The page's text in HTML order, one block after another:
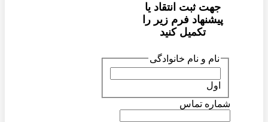
جهت ثبت انتقاد یا
پیشنهاد فرم زیر را
تکمیل کنید
نام و نام خانوادگی
شماره تماس